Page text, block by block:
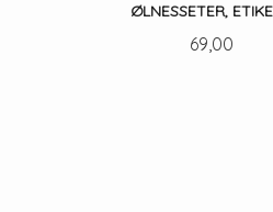
ØLNESSETER,
Pris
69,00